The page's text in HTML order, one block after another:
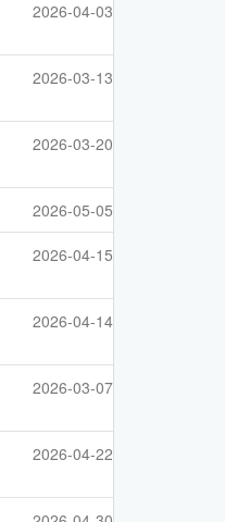
2026-04-03
2026-03-13
2026-03-20
2026-05-05
2026-04-15
2026-04-14
2026-03-07
2026-04-22